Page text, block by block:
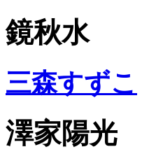
鏡秋水
三森すずこ
澤家陽光